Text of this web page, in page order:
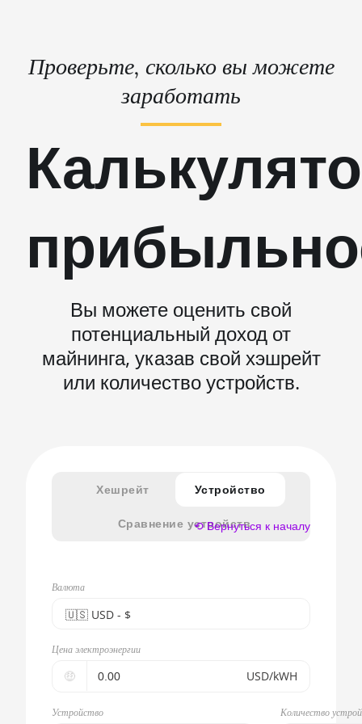
Проверьте, сколько вы можете
заработать
Вы можете оценить свой
потенциальный доход от
майнинга, указав свой хэшрейт
или количество устройств.
Хешрейт Устройство
Сравнение устройств
Валюта
🇺🇸ㅤ USD - $
🇪🇺ㅤ EUR - €
🇺🇸ㅤ USD - $
Цена электроэнергии
🤑 USD/kWH
Устройство Количество
⟲ Вернуться к началу